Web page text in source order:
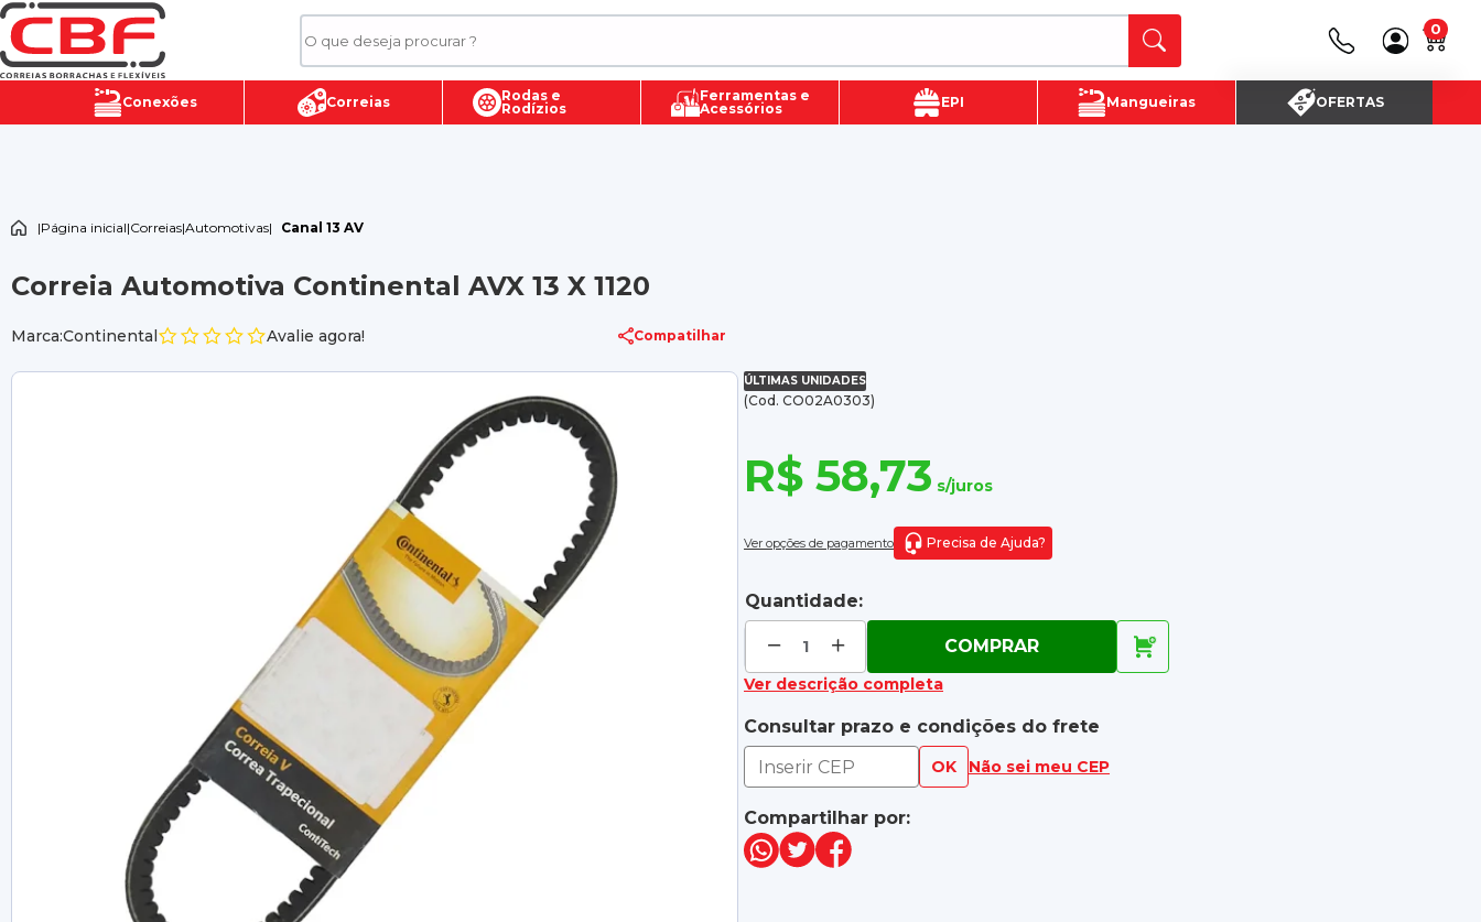
Canais de Atendimento
(16) 3720 - 4700
0
Conexões Correias
Rodas e
Rodízios
Ferramentas e
Acessórios
EPI Mangueiras OFERTAS
|Página inicial|Correias|Automotivas| Canal 13 AV
Correia Automotiva Continental AVX 13 X 1120
Marca:Continental Avalie agora! Compatilhar
ÚLTIMAS UNIDADES
(Cod. CO02A0303)
R$ 58,73 s/juros
Ver opções de pagamento Precisa de Ajuda?
Quantidade:
COMPRAR
Ver descrição completa
Consultar prazo e condições do frete
OK Não sei meu CEP
Compartilhar por: